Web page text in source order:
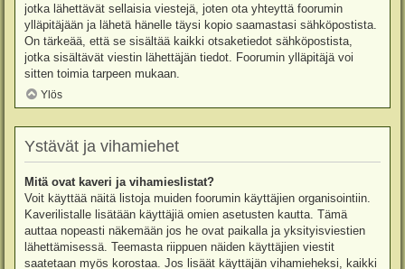
jotka lähettävät sellaisia viestejä, joten ota yhteyttä foorumin
ylläpitäjään ja lähetä hänelle täysi kopio saamastasi sähköpostista.
On tärkeää, että se sisältää kaikki otsaketiedot sähköpostista,
jotka sisältävät viestin lähettäjän tiedot. Foorumin ylläpitäjä voi
sitten toimia tarpeen mukaan.
Ylös
Ystävät ja vihamiehet
Mitä ovat kaveri ja vihamieslistat?
Voit käyttää näitä listoja muiden foorumin käyttäjien organisointiin.
Kaverilistalle lisätään käyttäjiä omien asetusten kautta. Tämä
auttaa nopeasti näkemään jos he ovat paikalla ja yksityisviestien
lähettämisessä. Teemasta riippuen näiden käyttäjien viestit
saatetaan myös korostaa. Jos lisäät käyttäjän vihamieheksi, kaikki